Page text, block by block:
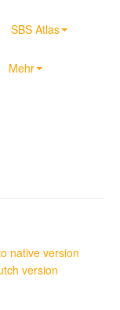
SBS Atlas
Mehr